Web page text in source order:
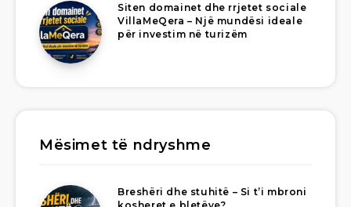
Siten domainet dhe rrjetet sociale
VillaMeQera – Një mundësi ideale
për investim në turizëm
Mësimet të ndryshme
Breshëri dhe stuhitë – Si t’i mbroni